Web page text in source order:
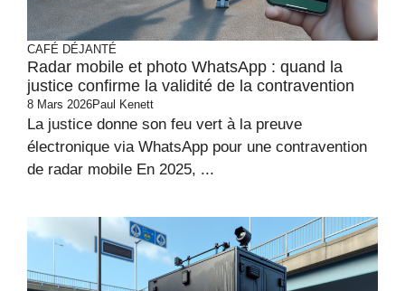
CAFÉ DÉJANTÉ
Radar mobile et photo WhatsApp : quand la
justice confirme la validité de la contravention
8 Mars 2026Paul Kenett
La justice donne son feu vert à la preuve
électronique via WhatsApp pour une contravention
de radar mobile En 2025, ...